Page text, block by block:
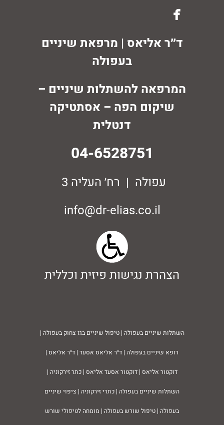

ד״ר אליאס | מרפאת שיניים
בעפולה
המרפאה להשתלות שיניים –
שיקום הפה – אסתטיקה
דנטלית
04-6528751
עפולה | רח׳ העליה 3
info@dr-elias.co.il
הצהרת נגישות פיזית וכללית
השתלות שיניים בעפולה | טיפול שיניים בגז צחוקבעפולה |
רופא שיניים בעפולה | ד״ר אליאס אסעד | ד״ר אליאס |
דוקטור אליאס | דוקטור אסעד אליאס | כתר זירקוניה |
השתלות שיניים בעפולה | כתרי זירקוניה | ציפוי שיניים
בעפולה | טיפול שורש בעפולה | מומחה לטיפולי שורש